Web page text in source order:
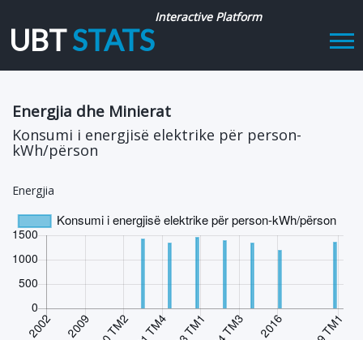
UBTSTATS
Interactive Platform
Energjia dhe Minierat
Konsumi i energjisë elektrike për person-
kWh/përson
Energjia